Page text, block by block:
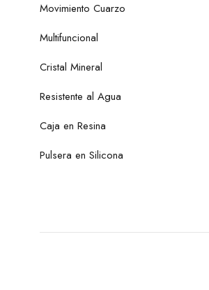
Movimiento Cuarzo
Multifuncional
Cristal Mineral
Resistente al Agua
Caja en Resina
Pulsera en Silicona